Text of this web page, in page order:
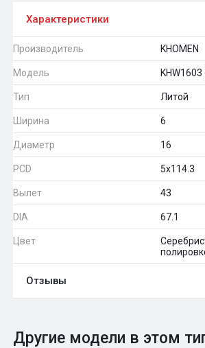
Характеристики
Производитель KHOMEN
Модель
Тип Литой
Ширина 6
Диаметр 16
PCD 5x114.3
Вылет 43
DIA 67.1
Цвет
Отзывы
Общий рейтинг 0
Другие модели в этом